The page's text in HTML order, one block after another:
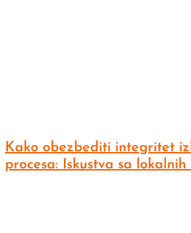
Kako obezbediti integritet
procesa: Iskustva sa